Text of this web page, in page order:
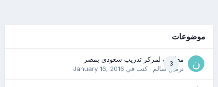
موضوعات
3
مطلوب لمركز تدريب سعودى بمصر
نرمين سالم· كتب في January 16, 2016